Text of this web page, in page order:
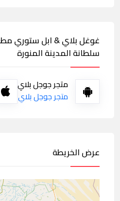
سلطانة المدينة المنورة
متجر جوجل بلاي
متجر جوجل بلاي
عرض الخريطة